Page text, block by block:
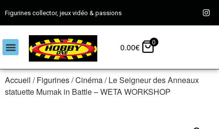
Figurines collector, jeux vidéo & passions
0.00€ 0
Accueil /Figurines/Cinéma/ Le Seigneur des Anneaux
statuette Mumak in Battle – WETA WORKSHOP